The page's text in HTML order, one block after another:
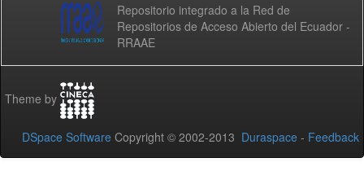
Repositorio integrado a la Red de
Repositorios de Acceso Abierto del Ecuador -
RRAAE
Theme by
DSpace Software Copyright © 2002-2013 Duraspace - Feedback